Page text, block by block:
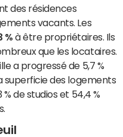
des résidences
vacants. Les
% à être propriétaires. Ils
que les locataires.
a progressé de 5,7 %
superficie des logements
% de studios et 54,4 %